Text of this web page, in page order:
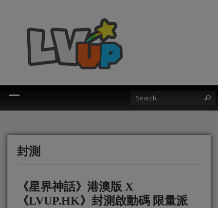
封測
《‪‎星界神話‬》港澳版 X
《LVUP.HK》封測啟動碼 限量派